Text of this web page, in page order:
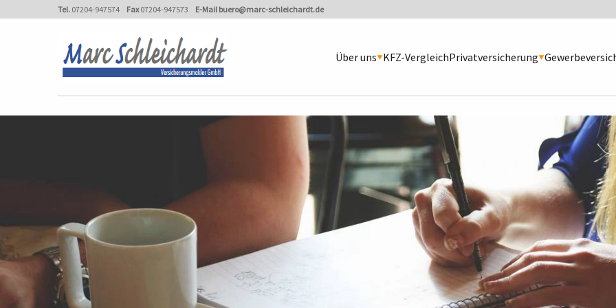
Tel. 07204-947574 Fax07204-947573 E-Mail buero@marc-schleichardt.de
Über uns KFZ-VergleichPrivatversicherung